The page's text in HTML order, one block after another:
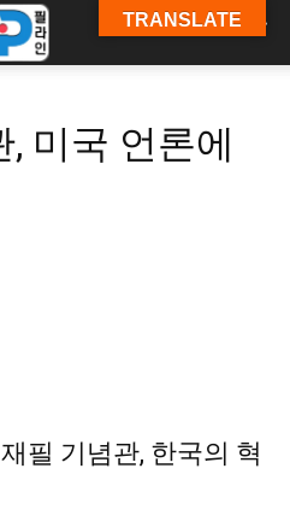
미국 언론에
필 기념관, 한국의 혁
TRANSLATE